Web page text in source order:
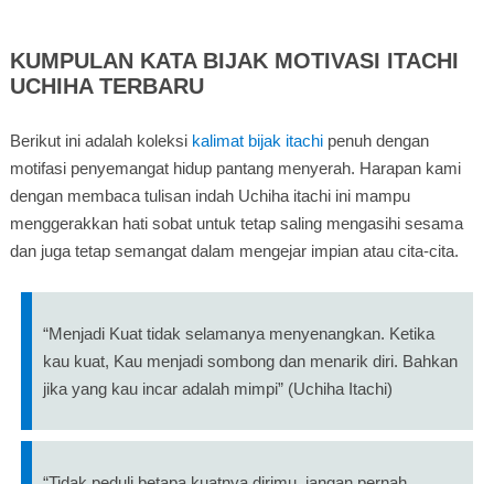
KUMPULAN KATA BIJAK MOTIVASI ITACHI
UCHIHA TERBARU
Berikut ini adalah koleksi kalimat bijak itachipenuh dengan
motifasi penyemangat hidup pantang menyerah. Harapan kami
dengan membaca tulisan indah Uchiha itachi ini mampu
menggerakkan hati sobat untuk tetap saling mengasihi sesama
dan juga tetap semangat dalam mengejar impian atau cita-cita.
“Menjadi Kuat tidak selamanya menyenangkan. Ketika
kau kuat, Kau menjadi sombong dan menarik diri. Bahkan
jika yang kau incar adalah mimpi” (Uchiha Itachi)